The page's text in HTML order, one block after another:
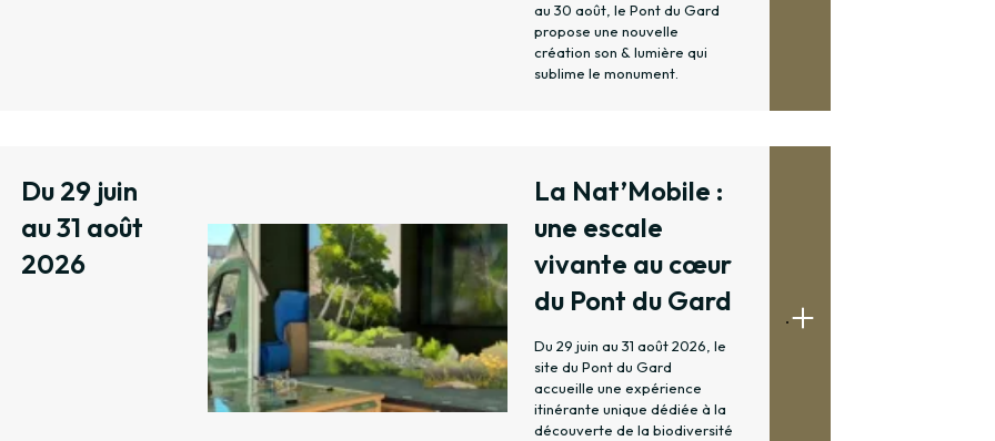
au 30 août, le Pont du Gard
propose une nouvelle
création son & lumière qui
sublime le monument.
Du 29 juin
au 31 août
2026
La Nat’Mobile :
une escale
vivante au cœur
du Pont du Gard
Du 29 juin au 31 août 2026, le
site du Pont du Gard
accueille une expérience
itinérante unique dédiée à la
découverte de la biodiversité
.